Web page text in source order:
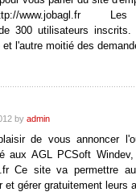
www.jobagl.fr Les
300 utilisateurs
l'autre moitié des
by admin
de vous annoncer
aux AGL PCSoft
Ce site va permettre
gérer gratuitement leurs